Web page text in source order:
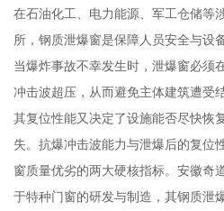
在石油化工、电力能源、军工仓储等
所，钢质泄爆窗是保障人员安全与设
当爆炸事故不幸发生时，泄爆窗必须
冲击波超压，从而避免主体建筑遭受
其复位性能又决定了设施能否尽快恢
失。抗爆冲击波能力与泄爆后的复位
窗质量优劣的两大硬核指标。安徽奇
于特种门窗的研发与制造，其钢质泄